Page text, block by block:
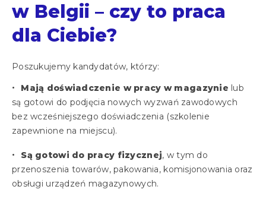
w Belgii – czy to praca
dla Ciebie?
Poszukujemy kandydatów, którzy:
Mają doświadczenie w pracy w magazynie lub
są gotowi do podjęcia nowych wyzwań zawodowych
bez wcześniejszego doświadczenia (szkolenie
zapewnione na miejscu).
Są gotowi do pracy fizycznej, w tym do
przenoszenia towarów, pakowania, komisjonowania oraz
obsługi urządzeń magazynowych.